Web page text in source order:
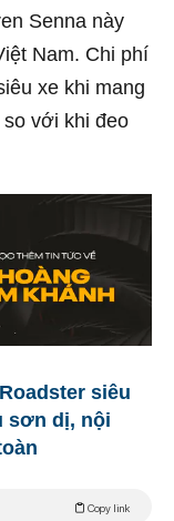
Senna này
Nam. Chi phí
xe khi mang
với khi đeo
siêu
sơn dị, nội
Copy link